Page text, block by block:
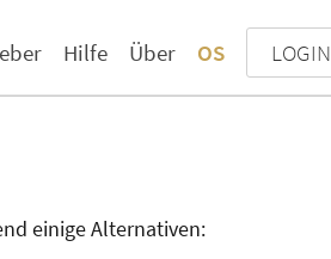
Hilfe Über OS LOGIN
einige Alternativen: